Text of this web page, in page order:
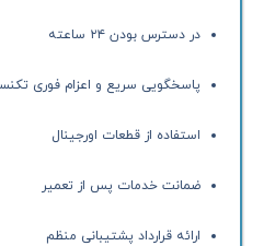
در دسترس بودن ۲۴ ساعته
پاسخگویی سریع و اعزام فوری
استفاده از قطعات اورجینال
ضمانت خدمات پس از تعمیر
ارائه قرارداد پشتیبانی منظم